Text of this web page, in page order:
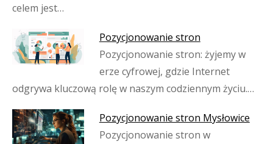
celem jest…
Pozycjonowanie stron
Pozycjonowanie stron: żyjemy w
erze cyfrowej, gdzie Internet
odgrywa kluczową rolę w naszym codziennym życiu.…
Pozycjonowanie stron Mysłowice
Pozycjonowanie stron w